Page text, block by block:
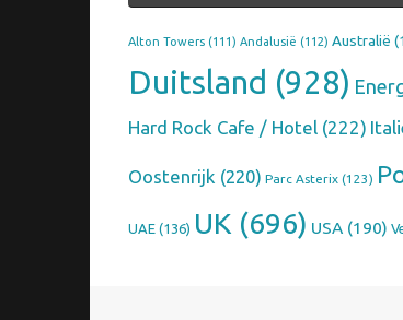
Alton Towers (111) Andalusië (112) Australië
Duitsland (928)
Hard Rock Cafe / Hotel (222)
Oostenrijk (220) Parc Asterix (123)
UAE (136) UK (696) USA (190)